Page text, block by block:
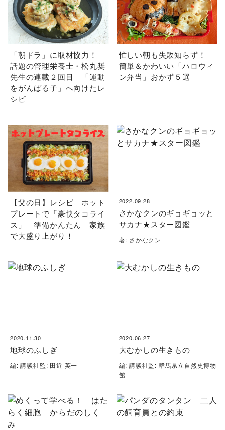
「朝ドラ」に取材協力！
話題の管理栄養士・松丸奨
先生の連載２回目 「運動
をがんばる子」へ向けたレ
シピ
忙しい朝も失敗知らず！
簡単＆かわいい「ハロウィ
ン弁当」おかず５選
【父の日】レシピ ホット
プレートで「豪快タコライ
ス」 準備かんたん 家族
で大盛り上がり！
2022.09.28
さかなクンのギョギョッと
サカナ★スター図鑑
著: さかなクン
2020.11.30
地球のふしぎ
編: 講談社監: 田近 英一
2020.06.27
大むかしの生きもの
編: 講談社監: 群馬県立自然史博物
館